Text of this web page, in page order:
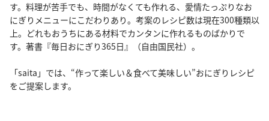
す。料理が苦手でも、時間がなくても作れる、愛情たっぷりなお
にぎりメニューにこだわりあり。考案のレシピ数は現在300種類以
上。どれもおうちにある材料でカンタンに作れるものばかりで
す。著書『毎日おにぎり365日』（自由国民社）。
「saita」では、“作って楽しい＆食べて美味しい”おにぎりレシピ
をご提案します。